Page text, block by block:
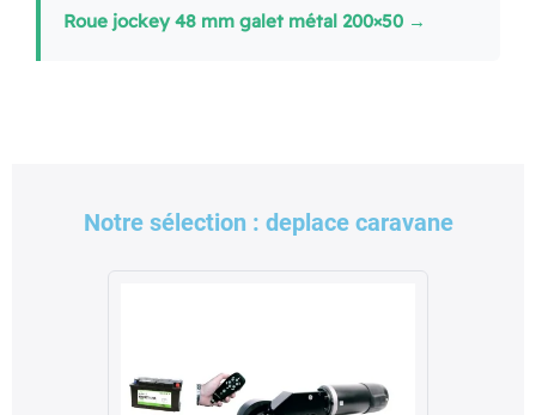
Roue jockey 48 mm galet métal 200×50 →
Notre sélection : deplace caravane